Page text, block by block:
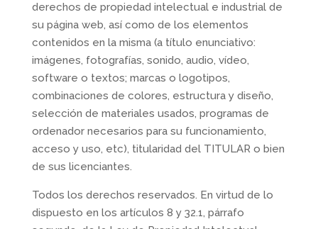
derechos de propiedad intelectual e industrial de
su página web, así como de los elementos
contenidos en la misma (a título enunciativo:
imágenes, fotografías, sonido, audio, vídeo,
software o textos; marcas o logotipos,
combinaciones de colores, estructura y diseño,
selección de materiales usados, programas de
ordenador necesarios para su funcionamiento,
acceso y uso, etc), titularidad del TITULAR o bien
de sus licenciantes.
Todos los derechos reservados. En virtud de lo
dispuesto en los artículos 8 y 32.1, párrafo